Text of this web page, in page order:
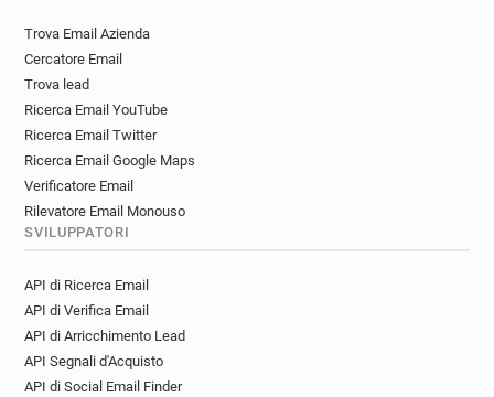
Trova Email Azienda
Cercatore Email
Trova lead
Ricerca Email YouTube
Ricerca Email Twitter
Ricerca Email Google Maps
Verificatore Email
Rilevatore Email Monouso
SVILUPPATORI
API di Ricerca Email
API di Verifica Email
API di Arricchimento Lead
API Segnali d'Acquisto
API di Social Email Finder